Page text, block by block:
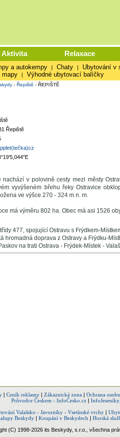
Aktivita Relaxace
a autokempy | Chaty | Ubytování v
mapy | Výhodné ubytovací balíčky
- Řepiště - ŘEPIŠTĚ
Řepiště
nachází v polovině cesty mezi městy
vyvýšeném břehu řeky Ostravice
ve výšce 270 - 324 m n. m.
má výměru 802 ha. Obec má asi 1526
477, spojující Ostravu s Frýdkem-
hromadná doprava z Ostravy a Frýdku-
na trati Ostrava - Frýdek-Místek -
| Ceník reklamy| Zákaznická zona| Ochrana
Průvodce Českem - InfoČesko.cz |
Valašsko - Javorníky - Vsetínské vrchy |
Beskydy | Koupání v Beskydech | Horská
(C) 1998-2026 its Beskydy, s.r.o., všechna